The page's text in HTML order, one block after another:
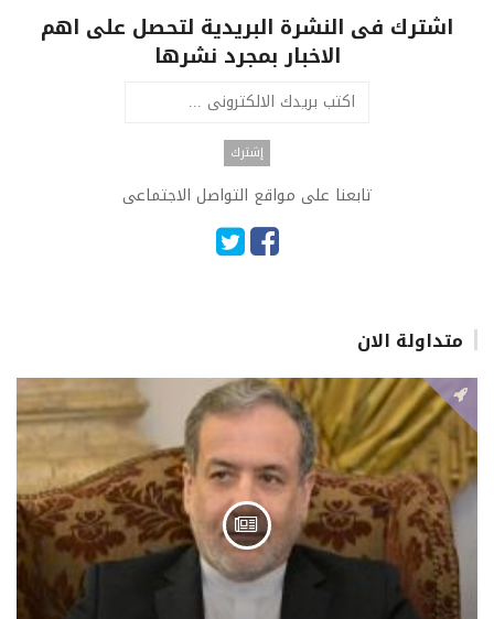
اشترك فى النشرة البريدية لتحصل على اهم
الاخبار بمجرد نشرها
تابعنا على مواقع التواصل الاجتماعى
متداولة الان